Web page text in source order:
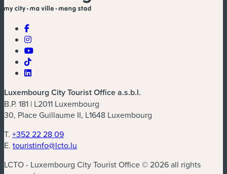
Luxembourg City Tourist Office a.s.b.l.
B.P. 181 | L2011 Luxembourg
30, Place Guillaume II, L1648 Luxembourg
T. +352 22 28 09
E. touristinfo@lcto.lu
LCTO - Luxembourg City Tourist Office © 2026 all rights